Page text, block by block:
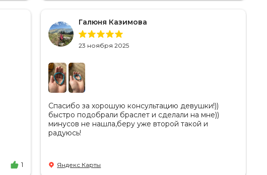
1
Галюня Казимова
23 ноября 2025
Спасибо за хорошую консультацию девушки!))
быстро подобрали браслет и сделали на мне))
минусов не нашла,беру уже второй такой и
радуюсь!
Яндекс Карты